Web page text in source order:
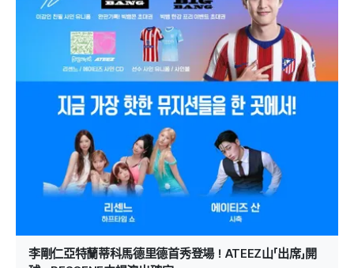
李剛仁亞特蘭蒂科馬德里德首秀登場！ATEEZ山「出席」開